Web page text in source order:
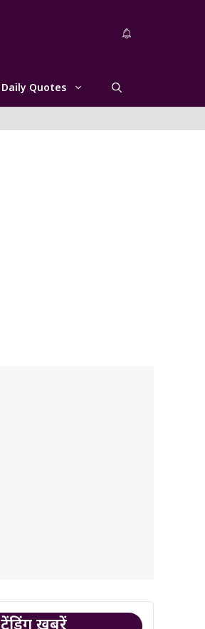
Daily Quotes